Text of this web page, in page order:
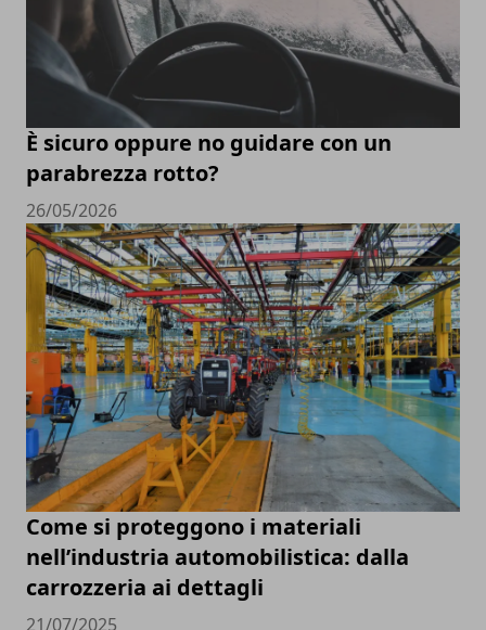
È sicuro oppure no guidare con un
parabrezza rotto?
26/05/2026
Come si proteggono i materiali
nell’industria automobilistica: dalla
carrozzeria ai dettagli
21/07/2025